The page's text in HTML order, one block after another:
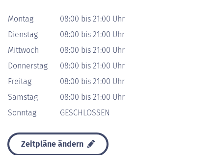
Montag
08:00 bis 21:00 Uhr
Dienstag
08:00 bis 21:00 Uhr
Mittwoch
08:00 bis 21:00 Uhr
Donnerstag
08:00 bis 21:00 Uhr
Freitag
08:00 bis 21:00 Uhr
Samstag
08:00 bis 21:00 Uhr
Sonntag
GESCHLOSSEN
Zeitpläne ändern